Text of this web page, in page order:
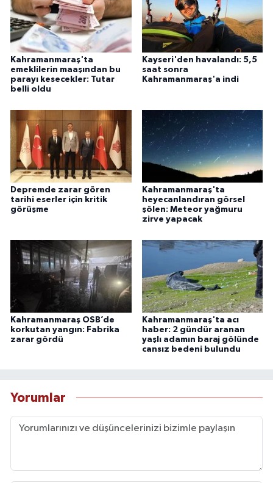
Kahramanmaraş'ta
emeklilerin maaşından bu
parayı kesecekler: Tutar
belli oldu
Kayseri'den havalandı: 5,5
saat sonra
Kahramanmaraş'a indi
Depremde zarar gören
tarihi eserler için kritik
görüşme
Kahramanmaraş'ta
heyecanlandıran görsel
şölen: Meteor yağmuru
zirve yapacak
Kahramanmaraş OSB’de
korkutan yangın: Fabrika
zarar gördü
Kahramanmaraş'ta acı
haber: 2 gündür aranan
yaşlı adamın baraj gölünde
cansız bedeni bulundu
Yorumlar